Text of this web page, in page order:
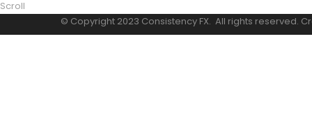
Scroll
© Copyright 2023 Consistency FX. All rights reserved.